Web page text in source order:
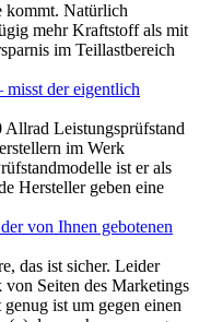
kommt. Natürlich
mehr Kraftstoff als mit
im Teillastbereich
misst der eigentlich
Leistungsprüfstand
im Werk
ist er als
Hersteller geben eine
von Ihnen gebotenen
das ist sicher. Leider
von Seiten des Marketings
ist um gegen einen